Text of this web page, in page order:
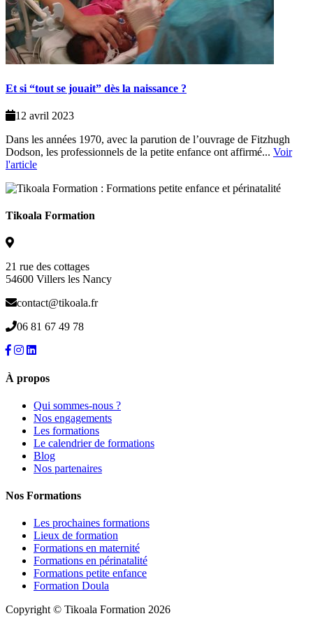
Et si “tout se jouait” dès la naissance ?
12 avril 2023
Dans les années 1970, avec la parution de l’ouvrage de Fitzhugh
Dodson, les professionnels de la petite enfance ont affirmé... Voir
l'article
Tikoala Formation
21 rue des cottages
54600 Villers les Nancy
contact@tikoala.fr
06 81 67 49 78
À propos
Qui sommes-nous ?
Nos engagements
Les formations
Le calendrier de formations
Blog
Nos partenaires
Nos Formations
Les prochaines formations
Lieux de formation
Formations en maternité
Formations en périnatalité
Formations petite enfance
Formation Doula
Copyright © Tikoala Formation 2026